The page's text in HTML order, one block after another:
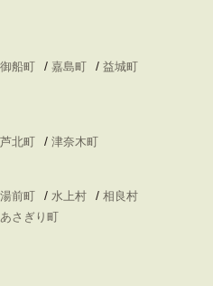
御船町 / 嘉島町 / 益城町
芦北町 / 津奈木町
湯前町 / 水上村 / 相良村
あさぎり町